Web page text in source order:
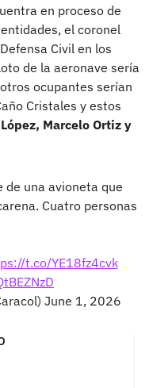
en proceso de
el coronel
Civil en los
de la aeronave sería
ocupantes serían
Cristales y estos
Marcelo Ortiz y
de una avioneta que
Cuatro personas
t.co/YE18fz4cvk
June 1, 2026